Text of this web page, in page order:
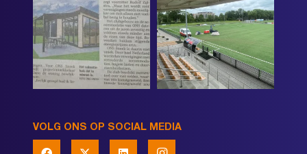
VOLG ONS OP SOCIAL MEDIA